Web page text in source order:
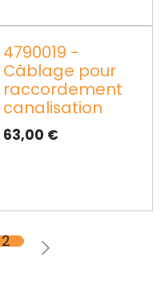
4790019 -
Câblage pour
raccordement
canalisation
63,00 €
2